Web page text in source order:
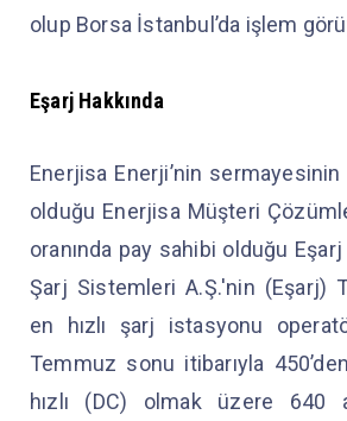
olup Borsa İstanbul’da işlem
Eşarj Hakkında
Enerjisa Enerji’nin sermayesinin
olduğu Enerjisa Müşteri
oranında pay sahibi olduğu
Şarj Sistemleri A.Ş.'nin (Eşarj)
en hızlı şarj istasyonu
Temmuz sonu itibarıyla
hızlı (DC) olmak üzere 640